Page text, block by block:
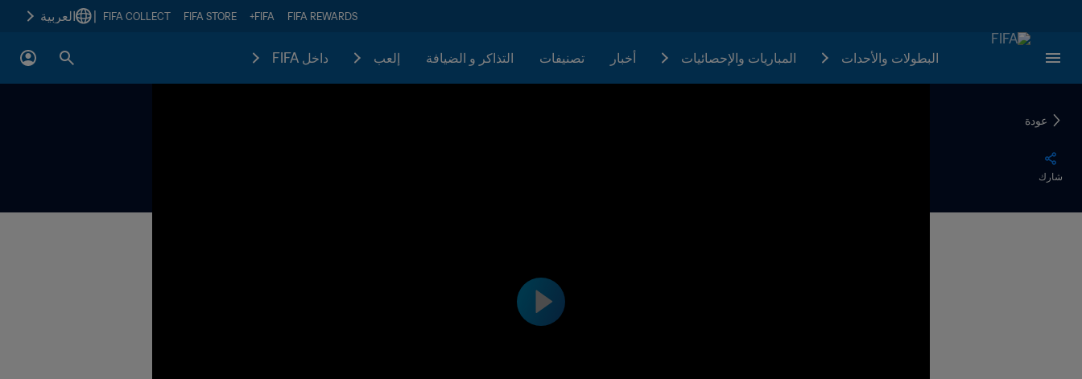
FIFA REWARDS
FIFA+
FIFA STORE
FIFA COLLECT العربية
البطولات والأحدات المباريات والإحصائيات أخبار تصنيفات التذاكر و الضيافة إلعب داخل FIFA
عودة
شارك